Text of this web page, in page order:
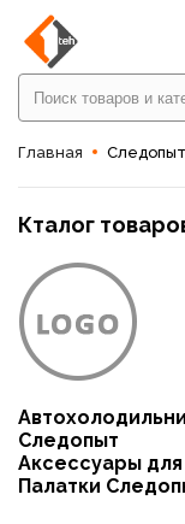
Главная Следопыт
Кталог
Следопыт
Аксессуары
Палатки